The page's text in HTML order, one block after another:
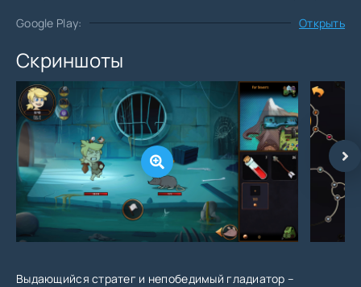
Google Play: Открыть
Скриншоты
Выдающийся стратег и непобедимый гладиатор –